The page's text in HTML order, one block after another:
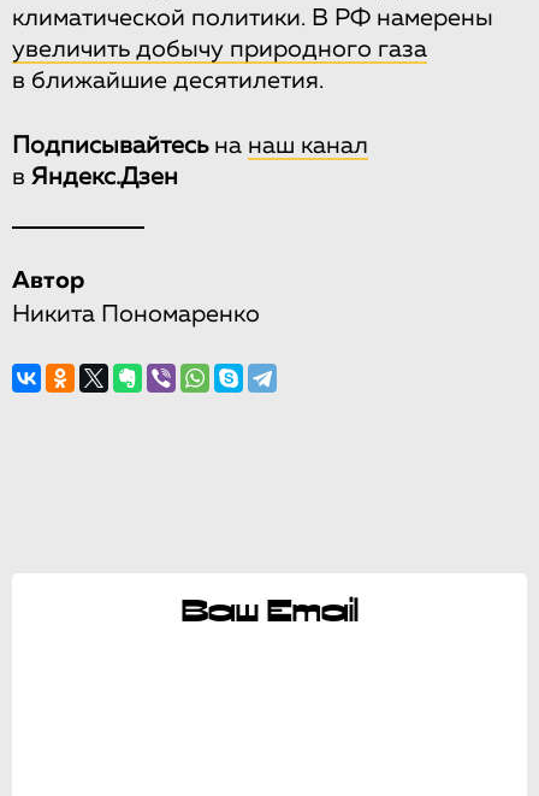
климатической политики. В РФ намерены
увеличить добычу природного газа
в ближайшие десятилетия.
Подписывайтесьна наш канал
в Яндекс.Дзен
Автор
Никита Пономаренко
Ваш Email